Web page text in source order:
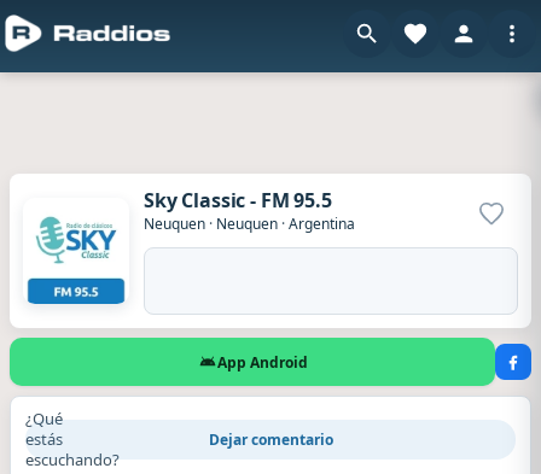
Sky Classic - FM 95.5
Neuquen · Neuquen ·Argentina
App Android
¿Qué
estás
escuchando?
Dejar comentario